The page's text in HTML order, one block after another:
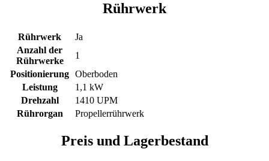
Rührwerk
Rührwerk
Ja
Anzahl der
Rührwerke
1
Positionierung Oberboden
Leistung
1,1 kW
Drehzahl
1410 UPM
Rührorgan
Propellerrührwerk
Preis und Lagerbestand